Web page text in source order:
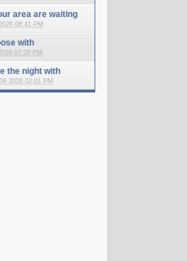
area are waiting
08:41 PM
with
07:20 PM
the night with
2026 02:01 PM